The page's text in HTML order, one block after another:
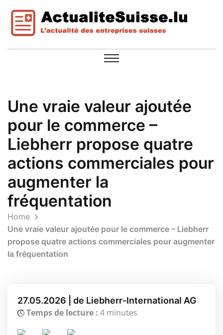
Une vraie valeur ajoutée
pour le commerce –
Liebherr propose quatre
actions commerciales pour
augmenter la
fréquentation
Home
Une vraie valeur ajoutée pour le commerce – Liebherr
propose quatre actions commerciales pour augmenter
la fréquentation
27.05.2026 | de Liebherr-International AG
Temps de lecture : 4 minutes